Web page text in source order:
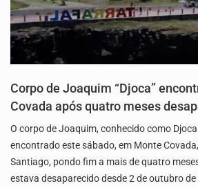
Corpo de Joaquim “Djoca”
Covada após quatro meses
O corpo de Joaquim, conhecido como
encontrado este sábado, em Monte
Santiago, pondo fim a mais de quatro
estava desaparecido desde 2 de outubro